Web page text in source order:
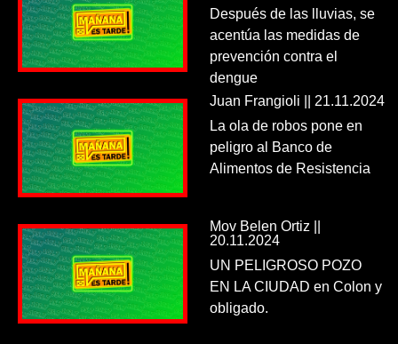
Después de las lluvias, se
acentúa las medidas de
prevención contra el
dengue
Juan Frangioli || 21.11.2024
La ola de robos pone en
peligro al Banco de
Alimentos de Resistencia
Mov Belen Ortiz ||
20.11.2024
UN PELIGROSO POZO
EN LA CIUDAD en Colon y
obligado.